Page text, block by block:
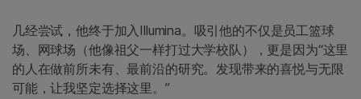
几经尝试，他终于加入Illumina。吸引他的不仅是员工篮球
场、网球场（他像祖父一样打过大学校队），更是因为“这里
的人在做前所未有、最前沿的研究。发现带来的喜悦与无限
可能，让我坚定选择这里。”